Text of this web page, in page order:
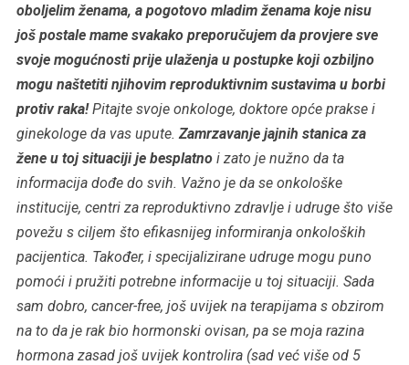
oboljelim ženama, a pogotovo mladim ženama koje nisu
još postale mame svakako preporučujem da provjere sve
svoje mogućnosti prije ulaženja u postupke koji ozbiljno
mogu naštetiti njihovim reproduktivnim sustavima u borbi
protiv raka!Pitajte svoje onkologe, doktore opće prakse i
ginekologe da vas upute. Zamrzavanje jajnih stanica za
žene u toj situaciji je besplatno i zato je nužno da ta
informacija dođe do svih. Važno je da se onkološke
institucije, centri za reproduktivno zdravlje i udruge što više
povežu s ciljem što efikasnijeg informiranja onkoloških
pacijentica. Također, i specijalizirane udruge mogu puno
pomoći i pružiti potrebne informacije u toj situaciji. Sada
sam dobro, cancer-free, još uvijek na terapijama s obzirom
na to da je rak bio hormonski ovisan, pa se moja razina
hormona zasad još uvijek kontrolira (sad već više od 5